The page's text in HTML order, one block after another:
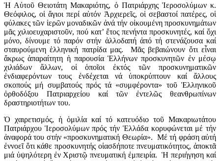
Ἡ Αὐτοῦ Θειοτάτη Μακαριότης, ὁ Πατριάρχης Ἱεροσολύμων κ.
Θεό­φιλος, οἱ ἅγιοι περί αὐτόν Ἀρχιερεῖς, οἱ σεβαστοί πατέρες, οἱ
φύλακες τῶν ἱερῶν μοναδικῶν ἀνά τήν οἰκουμένη προσκυνημάτων
μᾶς χιλιοευχα­ριστοῦν, πού κατ’ ἔτος πενήντα προσκυνητές, καί ὄχι
μόνο, δίνουμε τό παρόν στήν ἀλλοδαπή ἀπό τή στενάζουσα καί
σταυρούμενη ἑλληνική πατρίδα μας. Μᾶς βεβαιώνουν ὅτι εἶναι
ἄκρως ἀπαραίτητη ἡ παρουσία Ἑλλήνων προσκυνητῶν ἐν μέσῳ
χιλιάδων ἄλλων, οἱ ὁποῖοι ἐκτός τῶν προσκυνηματικῶν
ἐνδιαφερόντων τους ἐνδέχεται νά ὑποκρύ­πτουν καί ἄλλους
σκοπούς μή συμβατούς πρός τά «συμφέροντα» τοῦ Ἑλληνικοῦ
ὀρθοδόξου Πατριαρχείου καί τῶν ἐντελῶς θεανθρωπίνων
δραστηριο­τήτων του.
Ὁ χαιρετισμός, ἡ ὁμιλία καί τό κατευόδιο τοῦ Μακαριωτάτου
Πατριάρ­χου Ἱεροσολύμων πρός τήν Ἑλλάδα κορυφώνεται μέ τήν
ἀναφορά του στήν «προσκυ­νηματική Θεωρία». Μέ τή φράση αὐτή
ἐννοεῖ ὅτι κάθε προσκυνητής οἱασδήποτε πνευματικότητος, ἀποκτᾶ
μιά ὑψηλότερη ἐν Χριστῷ πνευματική ἐμπει­ρία. Ἡ περιήγηση καί